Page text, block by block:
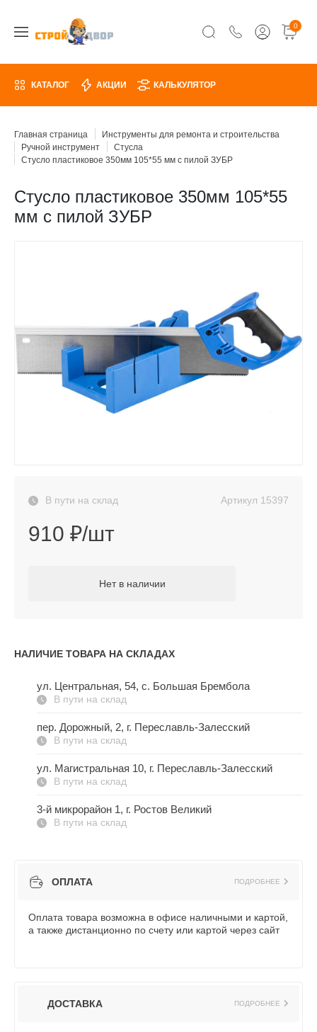
0
КАТАЛОГ АКЦИИ КАЛЬКУЛЯТОР
Главная страница
Инструменты для ремонта и строительства
Ручной инструмент
Стусла
Стусло пластиковое 350мм 105*55 мм с пилой ЗУБР
Стусло пластиковое 350мм 105*55
мм с пилой ЗУБР
В пути на склад Артикул 15397
910 ₽/шт
Нет в наличии
НАЛИЧИЕ ТОВАРА НА СКЛАДАХ
ул. Центральная, 54, c. Большая Брембола
В пути на склад
пер. Дорожный, 2, г. Переславль-Залесский
В пути на склад
ул. Магистральная 10, г. Переславль-Залесский
В пути на склад
3-й микрорайон 1, г. Ростов Великий
В пути на склад
ОПЛАТА ПОДРОБНЕЕ
Оплата товара возможна в офисе наличными и картой,
а также дистанционно по счету или картой через сайт
ДОСТАВКА ПОДРОБНЕЕ